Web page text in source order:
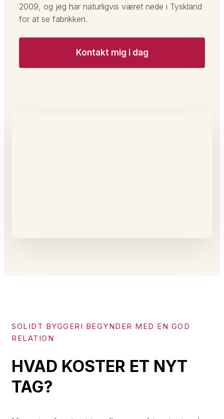
2009, og jeg har naturligvis været nede i Tyskland
for at se fabrikken.
Kontakt mig i dag
SOLIDT BYGGERI BEGYNDER MED EN GOD
RELATION
HVAD KOSTER ET NYT
TAG?